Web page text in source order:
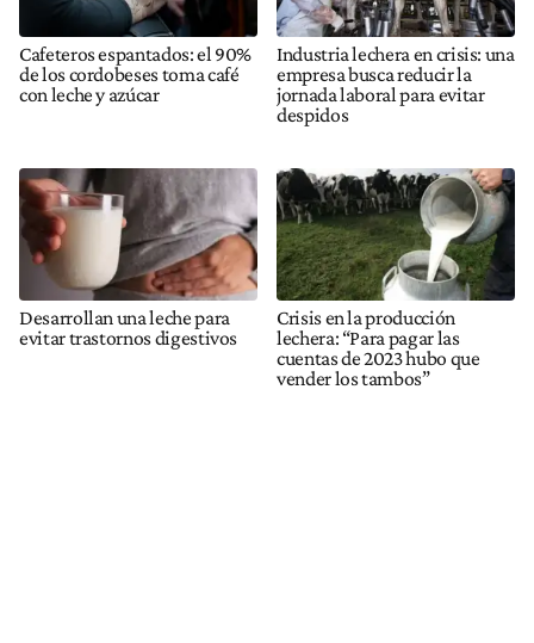
Cafeteros espantados: el 90%
de los cordobeses toma café
con leche y azúcar
Industria lechera en crisis: una
empresa busca reducir la
jornada laboral para evitar
despidos
Desarrollan una leche para
evitar trastornos digestivos
Crisis en la producción
lechera: “Para pagar las
cuentas de 2023 hubo que
vender los tambos”